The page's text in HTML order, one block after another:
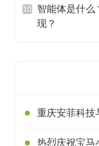
10
智能体是什么
现？
重庆安菲科技
热烈庆祝宝马